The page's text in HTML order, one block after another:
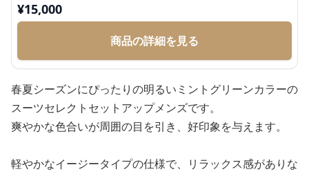
¥15,000
商品の詳細を見る
春夏シーズンにぴったりの明るいミントグリーンカラーの
スーツセレクトセットアップメンズです。
爽やかな色合いが周囲の目を引き、好印象を与えます。
軽やかなイージータイプの仕様で、リラックス感がありな